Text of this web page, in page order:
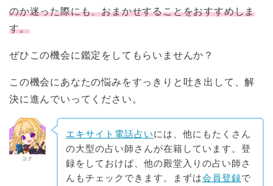
のか迷った際にも、おまかせすることをおすすめしま
す。
ぜひこの機会に鑑定をしてもらいませんか？
この機会にあなたの悩みをすっきりと吐き出して、解
決に進んでいってください。
ユナ
エキサイト電話占いには、他にもたくさん
の大型の占い師さんが在籍しています。登
録をしておけば、他の殿堂入りの占い師さ
んもチェックできます。まずは会員登録で